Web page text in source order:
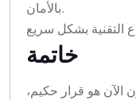
بالأمان.
خاتمة
الآن هو قرار حكيم،